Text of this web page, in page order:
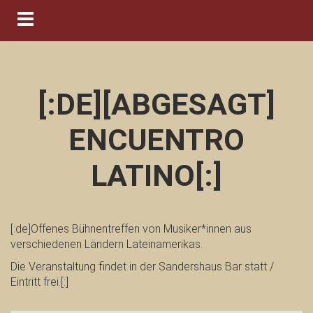
Navigation ein-/ausblenden
[:DE][ABGESAGT]
ENCUENTRO
LATINO[:]
[:de]Offenes Bühnentreffen von Musiker*innen aus
verschiedenen Ländern Lateinamerikas.
Die Veranstaltung findet in der Sandershaus Bar statt /
Eintritt frei.[:]